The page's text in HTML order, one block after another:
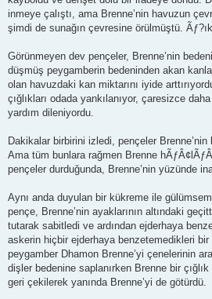
inmeye çalıştı, ama Brenne’nin havuzun
şimdi de sunağın çevresine örülmüştü.
Görünmeyen dev pençeler, Brenne’nin
düşmüş peygamberin bedeninden akan
olan havuzdaki kan miktarını iyide
çığlıkları odada yankılanıyor, çaresizce
yardım dileniyordu.
Dakikalar birbirini izledi, pençeler
Ama tüm bunlara rağmen Brenne
pençeler durduğunda, Brenne’nin yüzünde
Aynı anda duyulan bir kükreme ile
pençe, Brenne’nin ayaklarının altındaki
tutarak sabitledi ve ardından ejderhaya
askerin hiçbir ejderhaya benzetemedikleri bir
peygamber Dhamon Brenne’yi çenelerinin
dişler bedenine saplanırken Brenne bir
geri çekilerek yanında Brenne’yi de götürdü.